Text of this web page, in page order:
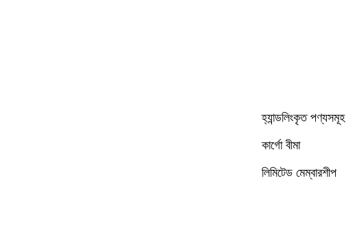
হ্যান্ডলিংকৃত পণ্যসমূহ
কার্গো বীমা
লিমিটেড মেম্বারশীপ